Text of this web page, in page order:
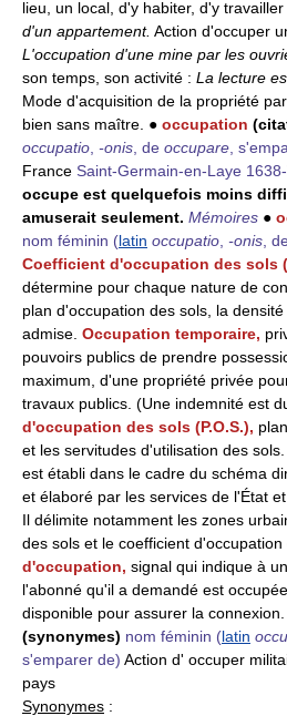
lieu, un local, d'y habiter, d'y travailler
d'un appartement. Action d'occuper
L'occupation d'une mine par les
son temps, son activité : La lecture
Mode d'acquisition de la propriété
bien sans maître. ● occupation
occupatio -onis , de occupare ,
France Saint-Germain-en-Laye
occupe est quelquefois moins
amuserait seulement. Mémoires ●
nom féminin (latin occupatio -onis ,
Coefficient d'occupation des sols
détermine pour chaque nature de
plan d'occupation des sols, la
admise. Occupation temporaire,
pouvoirs publics de prendre
maximum, d'une propriété privée
travaux publics. (Une indemnité est
d'occupation des sols (P.O.S.),
et les servitudes d'utilisation des
est établi dans le cadre du schéma
et élaboré par les services de l'État
Il délimite notamment les zones
des sols et le coefficient d'occupation
d'occupation, signal qui indique à
l'abonné qu'il a demandé est
disponible pour assurer la
(synonymes) nom féminin (latin
s'emparer de) Action d' occuper
pays
Synonymes :